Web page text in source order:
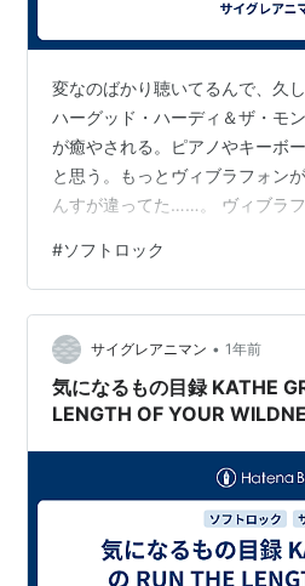
変なのばかり聴いてるんで、久
ハーグッド・ハーディ＆ザ・モ
が癒やされる。ピアノやキーボ
と思う。もっとヴィブラフォン
んすが違ってた……。 ヴィブラ
ーカルのソフトロック。華麗な
が大人の世界を演出。 標題：（
＞ロック＞サイケ＞ソフトロッ
HARDY & THE MONTAGEハー
ンタージュMONTAGEモンター
HAR…
#ソフトロック
サイグレアニマン • 1年前
気になるもの目録 KATHE
LENGTH OF YOUR
ト・ミー、キャサリン・ハ
ューティフル・プレイス